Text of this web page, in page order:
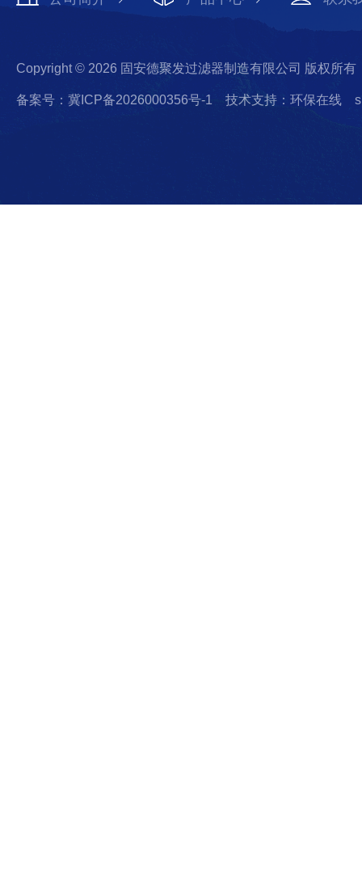
Copyright © 2026 固安德聚发过滤器制造有限公司 版权所有
备案号：冀ICP备2026000356号-1 技术支持：环保在线